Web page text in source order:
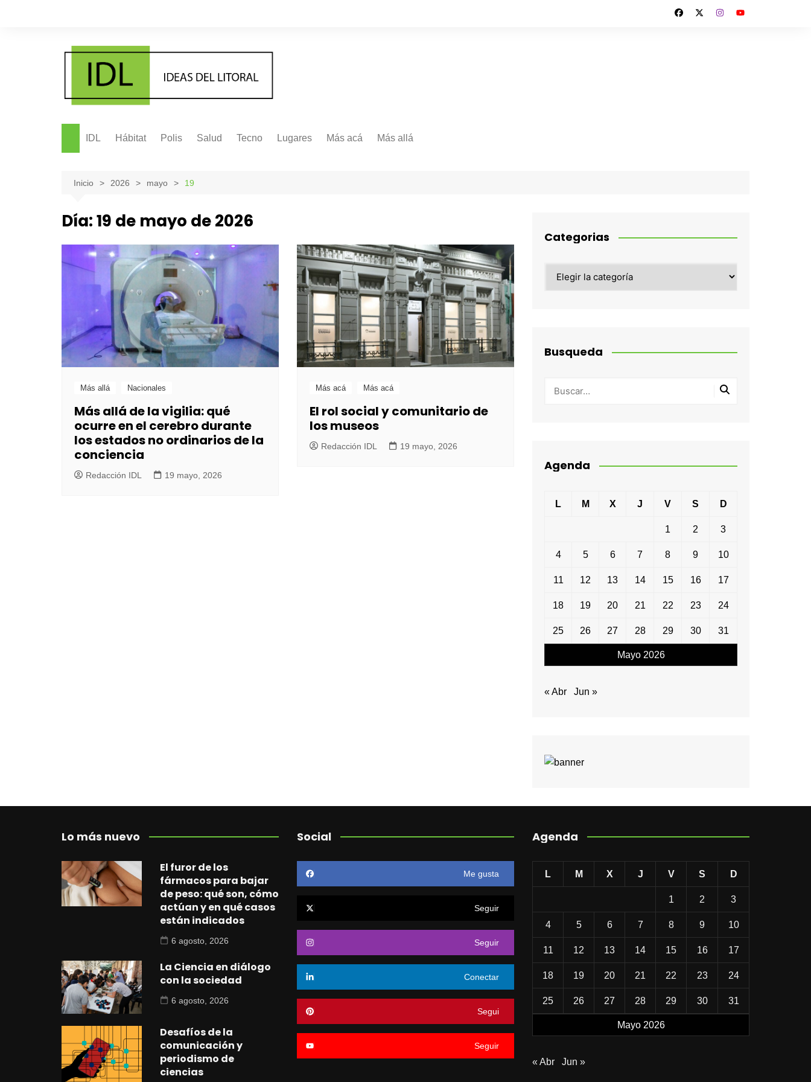
IDL Hábitat Polis Salud Tecno Lugares Más acá Más allá
Inicio 2026 mayo 19
Día:19 de mayo de 2026
Más allá Nacionales
Más allá de la vigilia: qué
ocurre en el cerebro durante
los estados no ordinarios de la
conciencia
Redacción IDL 19 mayo, 2026
Más acá Más acá
El rol social y comunitario de
los museos
Redacción IDL 19 mayo, 2026
Categorias
Busqueda
Agenda
Mayo 2026
L M X J V S D
1 2 3
4 5 6 7 8 9 10
11 12 13 14 15 16 17
18 19 20 21 22 23 24
25 26 27 28 29 30 31
« Abr Jun »
Lo más nuevo
El furor de los
fármacos para bajar
de peso: qué son, cómo
actúan y en qué casos
están indicados
6 agosto, 2026
La Ciencia en diálogo
con la sociedad
6 agosto, 2026
Desafíos de la
comunicación y
periodismo de
ciencias
Social
Me gusta
Seguir
Seguir
Conectar
Segui
Seguir
Agenda
Mayo 2026
L M X J V S D
1 2 3
4 5 6 7 8 9 10
11 12 13 14 15 16 17
18 19 20 21 22 23 24
25 26 27 28 29 30 31
« Abr Jun »